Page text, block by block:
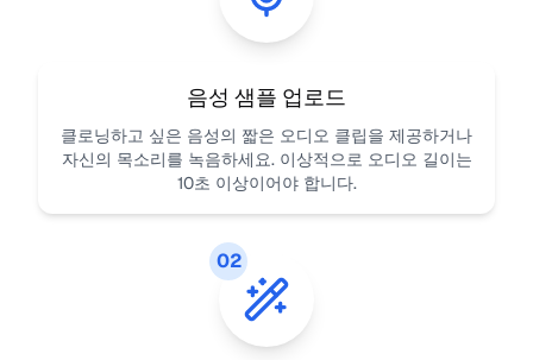
음성 샘플 업로드
클로닝하고 싶은 음성의 짧은 오디오 클립을 제공하거나
자신의 목소리를 녹음하세요. 이상적으로 오디오 길이는
10초 이상이어야 합니다.
02